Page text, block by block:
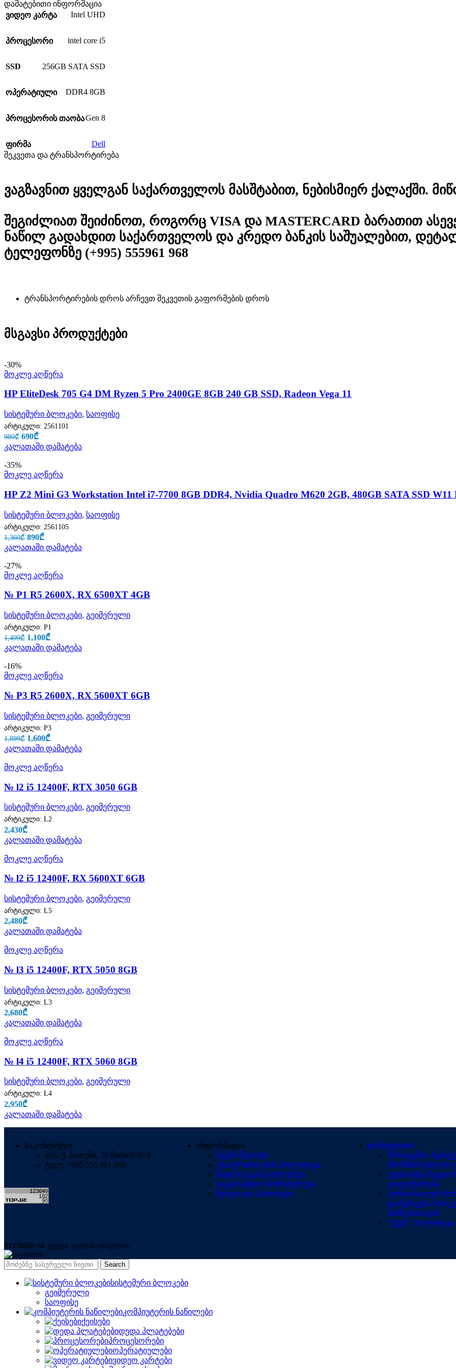
დამატებითი ინფორმაცია
ვიდეო კარტა
Intel UHD
პროცესორი intel core i5
SSD 256GB SATA SSD
ოპერატიული DDR4 8GB
პროცესორის თაობაGen 8
ფირმა
Dell
შეკვეთა და ტრანსპორტირება
ვაგზავნით ყველგან საქართველოს მასშტაბით, ნებისმიერ ქალაქში.
შეგიძლიათ შეიძინოთ, როგორც VISA და MASTERCARD ბარათით
ნაწილ გადახდით საქართველოს და კრედო ბანკის საშუალებით,
ტელეფონზე (+995) 555961 968
ტრანსპორტირების დროს არჩევთ შეკვეთის გაფორმების დროს
მსგავსი პროდუქტები
-30%
მოკლე აღწერა
HP EliteDesk 705 G4 DM Ryzen 5 Pro 2400GE 8GB 240 GB SSD, Radeon Vega 11
სისტემური ბლოკები, საოფისე
არტიკული: 2561101
980₾ 690₾
კალათაში დამატება
-35%
მოკლე აღწერა
HP Z2 Mini G3 Workstation Intel i7-7700 8GB DDR4, Nvidia Quadro M620 2GB, 480GB SATA SSD W11
სისტემური ბლოკები, საოფისე
არტიკული: 2561105
1,360₾ 890₾
კალათაში დამატება
-27%
მოკლე აღწერა
№ P1 R5 2600X, RX 6500XT 4GB
სისტემური ბლოკები, გეიმერული
არტიკული: P1
1,499₾ 1,100₾
კალათაში დამატება
-16%
მოკლე აღწერა
№ P3 R5 2600X, RX 5600XT 6GB
სისტემური ბლოკები, გეიმერული
არტიკული: P3
1,899₾ 1,600₾
კალათაში დამატება
მოკლე აღწერა
№ l2 i5 12400F, RTX 3050 6GB
სისტემური ბლოკები, გეიმერული
არტიკული: L2
2,430₾
კალათაში დამატება
მოკლე აღწერა
№ l2 i5 12400F, RX 5600XT 6GB
სისტემური ბლოკები, გეიმერული
არტიკული: L5
2,480₾
კალათაში დამატება
მოკლე აღწერა
№ l3 i5 12400F, RTX 5050 8GB
სისტემური ბლოკები, გეიმერული
არტიკული: L3
2,680₾
კალათაში დამატება
მოკლე აღწერა
№ l4 i5 12400F, RTX 5060 8GB
სისტემური ბლოკები, გეიმერული
არტიკული: L4
2,950₾
კალათაში დამატება
საკონტაქტო
მის: ქ. ბათუმი, 26 მაისის N58
ტელ: +995 555 961 968
ინფორმაცია
ჩვენს შესახებ
.უსაფრთხოების პოლიტიკა
ნივთის უკან დაბრუნება
საგარანტიო მომსახურება
წესები და პირობები
დამატებითი
მონაცემთა
(მომხმარებლის)
ვებსაიტზე
დაფიქსირება
პერსონალურ
დამუშავება
მიზნებისთვის
"ქუქი" პოლიტიკა
TECHHOUSE ყველა უფლება დაცულია.
Search
სისტემური ბლოკები
გეიმერული
საოფისე
კომპიუტერის ნაწილები
ქეისები
დედა პლატებები
პროცესორები
ოპერატიულები
ვიდეო კარტები